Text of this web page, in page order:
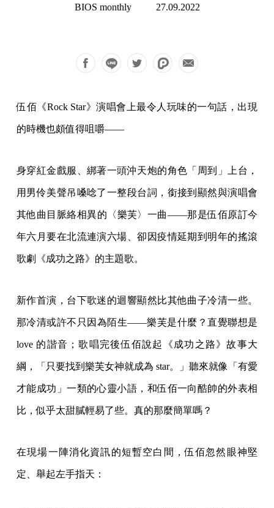
BIOS monthly 27.09.2022
伍佰《Rock Star》演唱會上最令人玩味的一句話，出現
的時機也頗值得咀嚼——
身穿紅金戲服、綁著一頭沖天炮的角色「周到」上台，
用男伶美聲吊嗓唸了一整段台詞，銜接到顯然與演唱會
其他曲目脈絡相異的〈樂芙〉一曲——那是伍佰原訂今
年六月要在北流連演六場、卻因疫情延期到明年的搖滾
歌劇《成功之路》的主題歌。
新作首演，台下歌迷的迴響顯然比其他曲子冷清一些。
那冷清或許不只因為陌生——樂芙是什麼？直覺聯想是
love 的諧音；歌唱完後伍佰說起《成功之路》故事大
綱，「只要找到樂芙女神就成為 star。」聽來就像「有愛
才能成功」一類的心靈小語，和伍佰一向酷帥的外表相
比，似乎太甜膩輕易了些。真的那麼簡單嗎？
在現場一陣消化資訊的短暫空白間，伍佰忽然眼神堅
定、舉起左手指天：